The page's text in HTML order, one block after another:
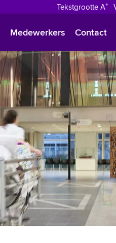
Tekstgrootte A+
Polski
Türkçe
Arabisch
Medewerkers Contact